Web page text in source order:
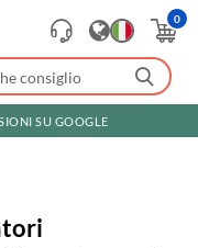
0
SU GOOGLE